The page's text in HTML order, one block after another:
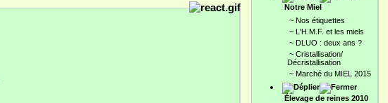
Notre Miel
~ Nos étiquettes
~ L'H.M.F. et les miels
~ DLUO : deux ans ?
~ Cristallisation/
Décristallisation
~ Marché du MIEL 2015
Élevage de reines 2010